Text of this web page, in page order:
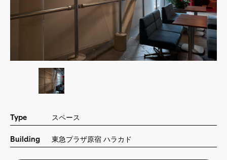
Buildings
施設
Other Area
他のエリア
Contact
Contactお問い合わせ
Type スペース
Building 東急プラザ原宿 ハラカド